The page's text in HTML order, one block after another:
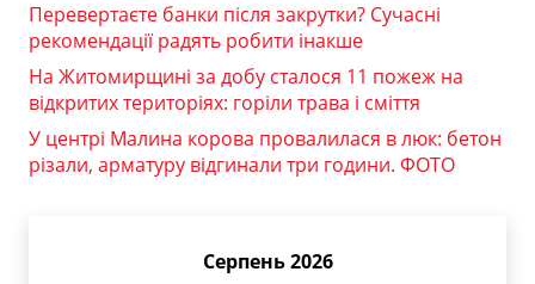
Перевертаєте банки після закрутки? Сучасні
рекомендації радять робити інакше
На Житомирщині за добу сталося 11 пожеж на
відкритих територіях: горіли трава і сміття
У центрі Малина корова провалилася в люк: бетон
різали, арматуру відгинали три години. ФОТО
Серпень 2026